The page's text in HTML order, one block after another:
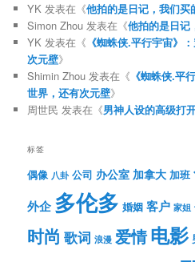
YK 发表在《他拍的是日记，我们买
Simon Zhou 发表在《他拍的是日记
YK 发表在《 《蜘蛛侠.平行宇宙》
次元壁》
Shimin Zhou 发表在《 《蜘蛛侠.平
世界，还有次元壁》
周世民 发表在《男神人设的高级打
标签
偶像 八卦 公司 办公室 加拿大 加班
外企 多伦多 婚姻 客户 家姐
时尚 歌词 浪漫 爱情电影